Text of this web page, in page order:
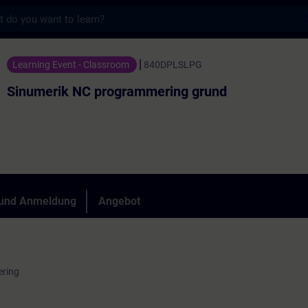
grund - Training -
Learning Event - Classroom 840DPLSLPG
Sinumerik NC programmering grund
Anmeldung Angebot